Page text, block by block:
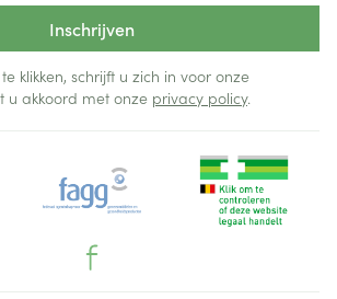
Inschrijven
klikken, schrijft u zich in voor onze
u akkoord met onze privacy policy.